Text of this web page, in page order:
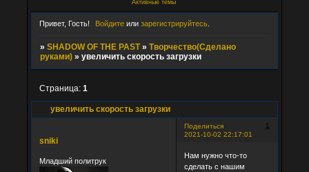
Активные темы
Привет, Гость! Войдите илизарегистрируйтесь
» SHADOW OF THE PAST » Творчество(Сделано
руками) » увеличить скорость загрузки
увеличить скорость загрузки
Страница: 1
Поделиться
1
2021-10-02 22:17:01
sniki
Младший политрук
Нам нужно что-то
сделать с нашим